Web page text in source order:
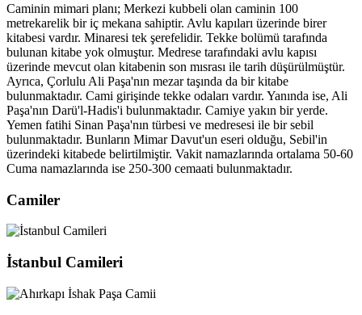
Caminin mimari planı; Merkezi kubbeli olan caminin 100
metrekarelik bir iç mekana sahiptir. Avlu kapıları üzerinde birer
kitabesi vardır. Minaresi tek şerefelidir. Tekke bolümü tarafında
bulunan kitabe yok olmuştur. Medrese tarafındaki avlu kapısı
üzerinde mevcut olan kitabenin son mısrası ile tarih düşürülmüştür.
Ayrıca, Çorlulu Ali Paşa'nın mezar taşında da bir kitabe
bulunmaktadır. Cami girişinde tekke odaları vardır. Yanında ise, Ali
Paşa'nın Darü'l-Hadis'i bulunmaktadır. Camiye yakın bir yerde.
Yemen fatihi Sinan Paşa'nın türbesi ve medresesi ile bir sebil
bulunmaktadır. Bunların Mimar Davut'un eseri olduğu, Sebil'in
üzerindeki kitabede belirtilmiştir. Vakit namazlarında ortalama 50-60
Cuma namazlarında ise 250-300 cemaati bulunmaktadır.
Camiler
İstanbul Camileri